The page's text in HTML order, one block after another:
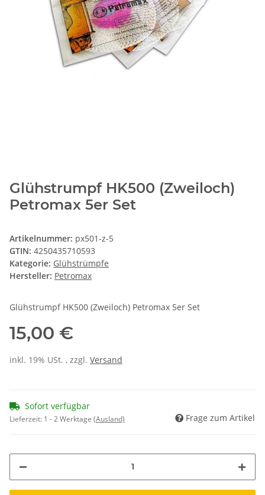
Glühstrumpf HK500 (Zweiloch)
Petromax 5er Set
Artikelnummer: px501-z-5
GTIN: 4250435710593
Kategorie: Glühstrümpfe
Hersteller: Petromax
Glühstrumpf HK500 (Zweiloch) Petromax 5er Set
15,00 €
inkl. 19% USt. , zzgl. Versand
Sofort verfügbar
Lieferzeit: 1 - 2 Werktage (Ausland) Frage zum Artikel